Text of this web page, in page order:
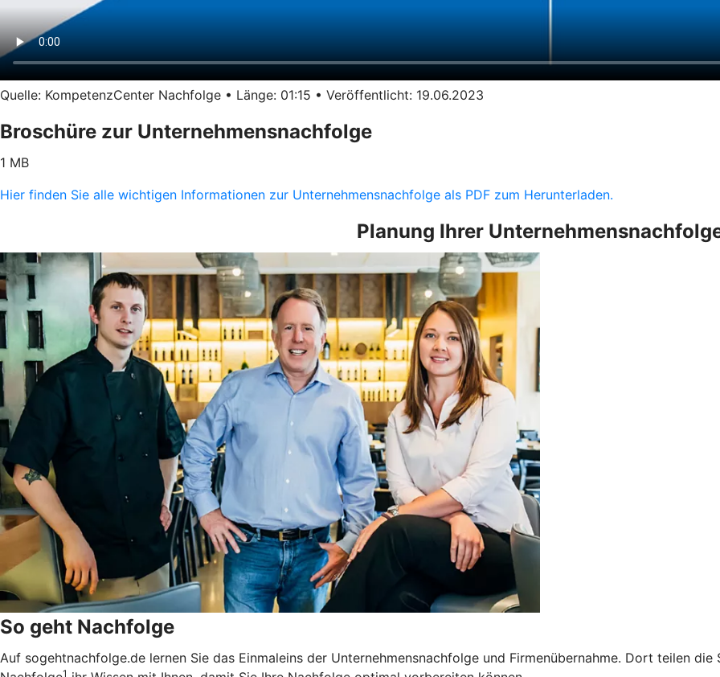
Quelle: KompetenzCenter Nachfolge • Länge: 01:15 • Veröffentlicht: 19.06.2023
Broschüre zur Unternehmensnachfolge
1 MB
Hier finden Sie alle wichtigen Informationen zur Unternehmensnachfolge als PDF zum Herunterladen.
Planung Ihrer
So geht Nachfolge
Auf sogehtnachfolge.de lernen Sie das Einmaleins der Unternehmensnachfolge und Firmenübernahme. Dort teilen
1